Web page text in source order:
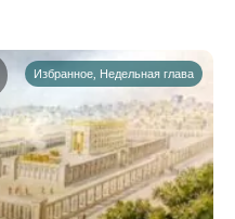
Избранное Недельная глава